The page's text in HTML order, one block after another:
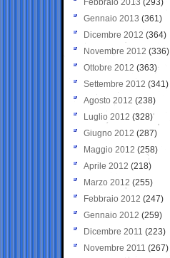
Febbraio 2013 (293)
Gennaio 2013 (361)
Dicembre 2012 (364)
Novembre 2012 (336)
Ottobre 2012 (363)
Settembre 2012 (341)
Agosto 2012 (238)
Luglio 2012 (328)
Giugno 2012 (287)
Maggio 2012 (258)
Aprile 2012 (218)
Marzo 2012 (255)
Febbraio 2012 (247)
Gennaio 2012 (259)
Dicembre 2011 (223)
Novembre 2011 (267)